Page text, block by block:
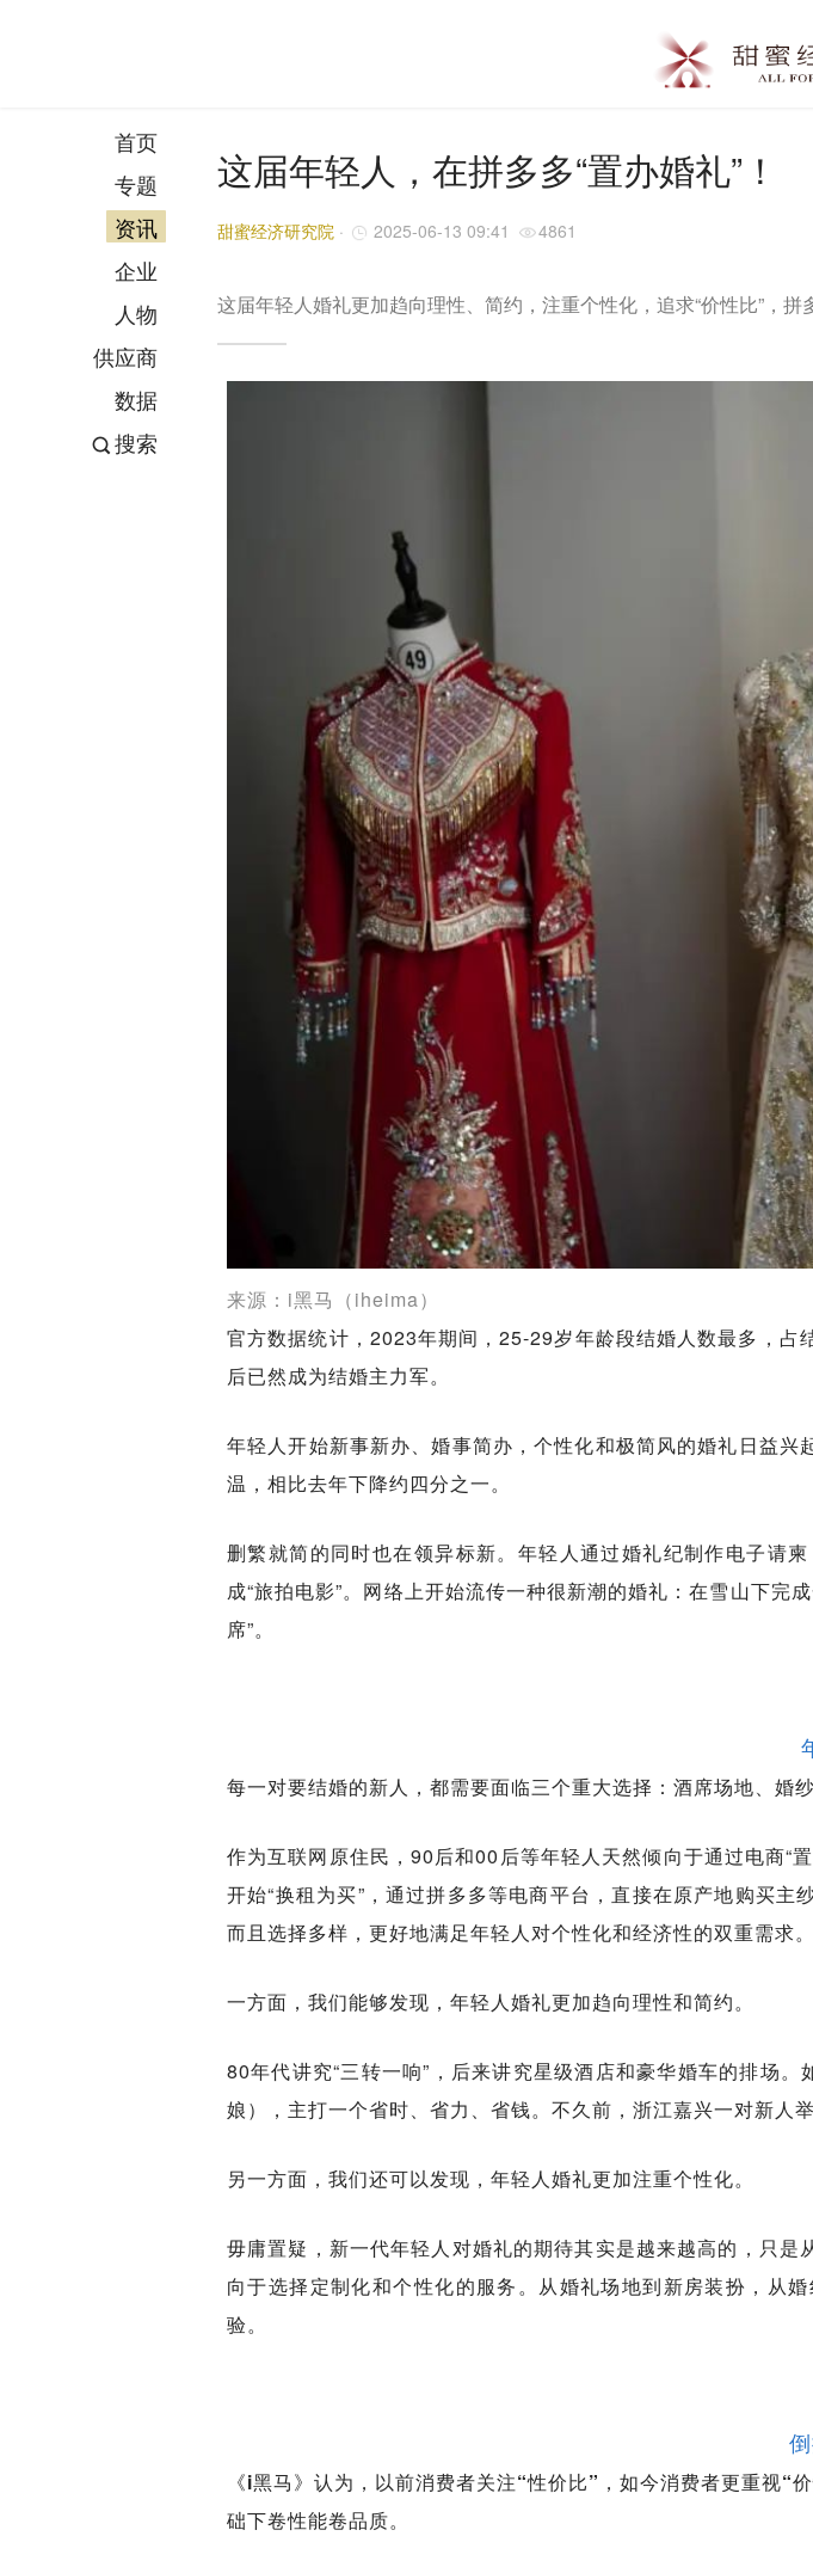
首页
专题
资讯
企业
人物
供应商
数据
搜索
这届年轻人，在拼多多“置办婚礼”！
甜蜜经济研究院 · 2025-06-13 09:41 4861
这届年轻人婚礼更加趋向理性、简约，注重个性化，追求“价性比”，拼
来源：i黑马（iheima）
官方数据统计，2023年期间，25-29岁年龄段结婚人数最多，
后已然成为结婚主力军。
年轻人开始新事新办、婚事简办，个性化和极简风的婚礼日益
温，相比去年下降约四分之一‌。
删繁就简的同时也在领异标新。年轻人通过婚礼纪制作电子请
成“旅拍电影”。网络上开始流传一种很新潮的婚礼：在雪山下完
席”。
每一对要结婚的新人，都需要面临三个重大选择：酒席场地、婚纱
作为互联网原住民，90后和00后等年轻人天然倾向于通过电商“
开始“换租为买”，通过拼多多等电商平台，直接在原产地购买
而且选择多样，更好地满足年轻人对个性化和经济性的双重需求。
一方面，我们能够发现，年轻人婚礼更加趋向理性和简约。
80年代讲究“三转一响”，后来讲究星级酒店和豪华婚车的排场
娘），主打一个省时、省力、省钱。不久前，浙江嘉兴一对新人
另一方面，我们还可以发现，年轻人婚礼更加注重个性化。
毋庸置疑，新一代年轻人对婚礼的期待其实是越来越高的，只
向于选择定制化和个性化的服务。从婚礼场地到新房装扮，从
验。
《i黑马》认为，以前消费者关注“性价比”，如今消费者更重视
础下卷性能卷品质。